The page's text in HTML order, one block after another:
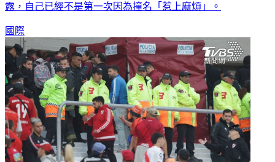
露，自己已經不是第一次因為撞名「惹上麻煩」。
國際